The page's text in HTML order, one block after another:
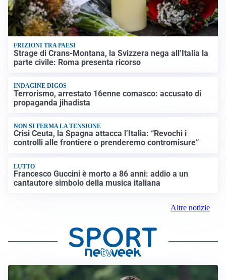
FRIZIONI TRA PAESI
Strage di Crans-Montana, la Svizzera nega all’Italia la
parte civile: Roma presenta ricorso
INDAGINE DIGOS
Terrorismo, arrestato 16enne comasco: accusato di
propaganda jihadista
NON SI FERMA LA TENSIONE
Crisi Ceuta, la Spagna attacca l’Italia: “Revochi i
controlli alle frontiere o prenderemo contromisure”
LUTTO
Francesco Guccini è morto a 86 anni: addio a un
cantautore simbolo della musica italiana
Altre notizie